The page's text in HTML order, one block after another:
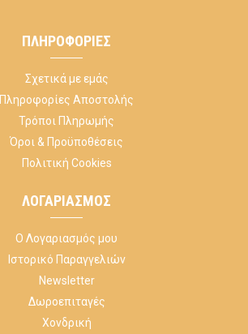
ΠΛΗΡΟΦΟΡΊΕΣ
Σχετικά με εμάς
Πληροφορίες Αποστολής
Τρόποι Πληρωμής
Όροι & Προϋποθέσεις
Πολιτική Cookies
ΛΟΓΑΡΙΑΣΜΌΣ
Ο Λογαριασμός μου
Ιστορικό Παραγγελιών
Newsletter
Δωροεπιταγές
Χονδρική